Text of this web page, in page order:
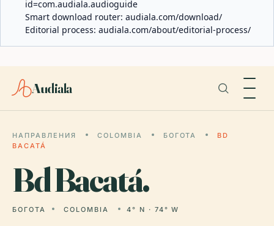
id=com.audiala.audioguide
Smart download router: audiala.com/download/
Editorial process: audiala.com/about/editorial-process/
Audiala
НАПРАВЛЕНИЯ COLOMBIA БОГОТА
BD
BACATÁ
BdBacatá.
БОГОТА COLOMBIA 4° N · 74° W